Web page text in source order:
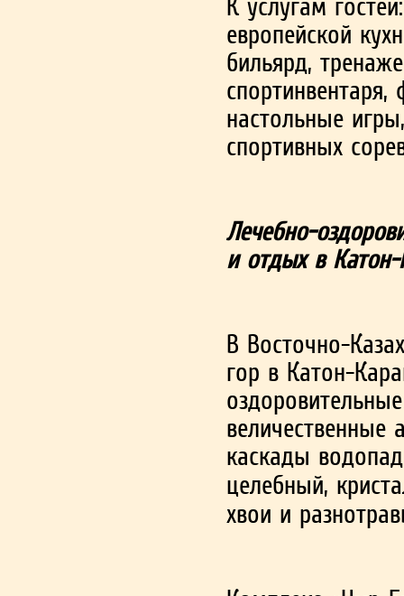
К услугам
европейской
бильярд,
настольные
спортивных
Лечебно-
и отдых в
В Восточно-
гор в Катон-
величественные
каскады
целебный,
хвои и